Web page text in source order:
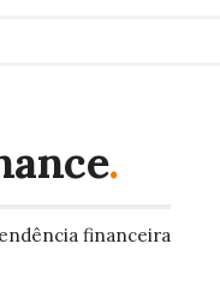
.
financeira